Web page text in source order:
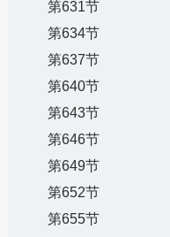
第631节
第634节
第637节
第640节
第643节
第646节
第649节
第652节
第655节